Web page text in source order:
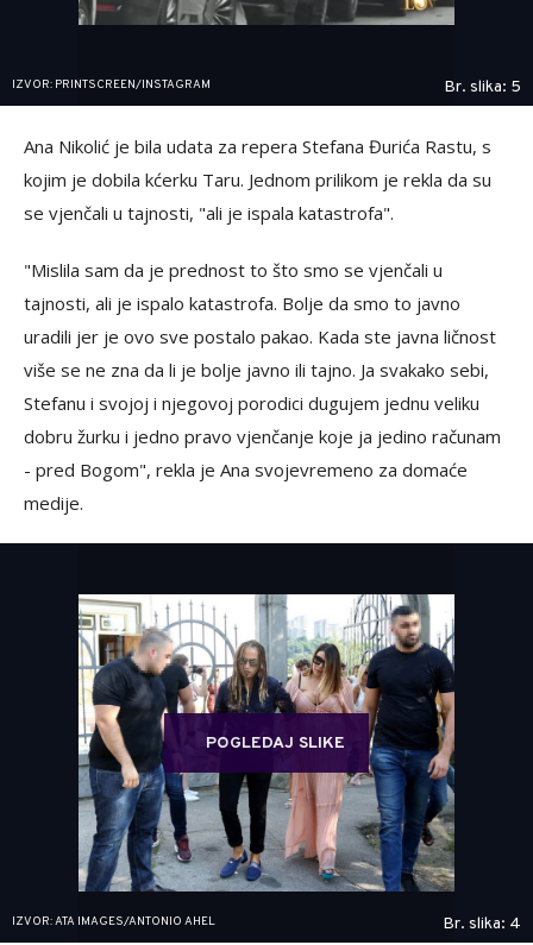
IZVOR: PRINTSCREEN/INSTAGRAM Br. slika: 5
Ana Nikolić je bila udata za repera Stefana Đurića Rastu, s
kojim je dobila kćerku Taru. Jednom prilikom je rekla da su
se vjenčali u tajnosti, "ali je ispala katastrofa".
"Mislila sam da je prednost to što smo se vjenčali u
tajnosti, ali je ispalo katastrofa. Bolje da smo to javno
uradili jer je ovo sve postalo pakao. Kada ste javna ličnost
više se ne zna da li je bolje javno ili tajno. Ja svakako sebi,
Stefanu i svojoj i njegovoj porodici dugujem jednu veliku
dobru žurku i jedno pravo vjenčanje koje ja jedino računam
- pred Bogom", rekla je Ana svojevremeno za domaće
medije.
POGLEDAJ SLIKE
IZVOR: ATA IMAGES/ANTONIO AHEL Br. slika: 4